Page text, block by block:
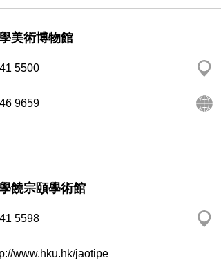
美術博物館
5500
9659
饒宗頤學術館
5598
www.hku.hk/jaotipe